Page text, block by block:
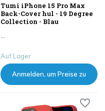
Tumi iPhone 15 Pro Max
Back-Cover hul - 19 Degree
Collection - Blau
...
Auf Lager
Anmelden, um Preise zu